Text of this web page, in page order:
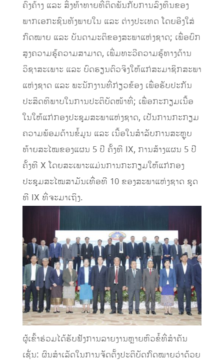
ຄົງຄ້າງ ແລະ ສິ່ງທ້າທາຍທີ່ຕິດພັນກັບການລົງທຶນຂອງ
ພາກເອກະຊົນທັງພາຍໃນ ແລະ ຕ່າງປະເທດ ໂດຍອີງໃສ່
ກົດໝາຍ ແລະ ບັນດາມະຕິຂອງສະພາແຫ່ງຊາດ; ເພື່ອຍົກ
ສູງຄວາມຮູ້ຄວາມສາມາດ, ເພີ່ມທະວີຄວາມຮູ້ທາງດ້ານ
ວິຊາສະເພາະ ແລະ ບົດຮຽນຕົວຈິງໃຫ້ແກ່ສະມາຊິກສະພາ
ແຫ່ງຊາດ ແລະ ພະນັກງານທີ່ກ່ຽວຂ້ອງ ເພື່ອຮັບປະກັນ
ປະສິດທິພາບໃນການປະຕິບັດໜ້າທີ່; ເພື່ອກະກຽມເນື້ອ
ໃນໃຫ້ແກ່ກອງປະຊຸມສະພາແຫ່ງຊາດ, ເປັນການກະກຽມ
ຄວາມພ້ອມດ້ານຂໍ້ມູນ ແລະ ເນື້ອໃນສຳລັບການສະຫຼຸບ
ທ້າຍສະໄໝຂອງແຜນ 5 ປີ ຄັ້ງທີ IX, ການສ້າງແຜນ 5 ປີ
ຄັ້ງທີ X ໂດຍສະເພາະແມ່ນການກະກຽມໃຫ້ແກ່ກອງ
ປະຊຸມສະໄໝສາມັນເທື່ອທີ 10 ຂອງສະພາແຫ່ງຊາດ ຊຸດ
ທີ IX ທີ່ຈະມາເຖິງ.
ຜູ້ເຂົ້າຮ່ວມໄດ້ຮັບຟັງການລາຍງານຫຼາຍຫົວຂໍ້ທີ່ສຳຄັນ
ເຊັ່ນ: ຜົນສຳເລັດໃນການຈັດຕັ້ງປະຕິບັດກົດໝາຍວ່າດ້ວຍ